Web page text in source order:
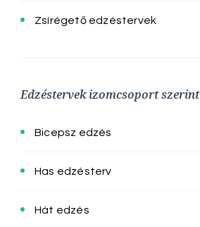
Zsírégető edzéstervek
Edzéstervek izomcsoport szerint
Bicepsz edzés
Has edzésterv
Hát edzés